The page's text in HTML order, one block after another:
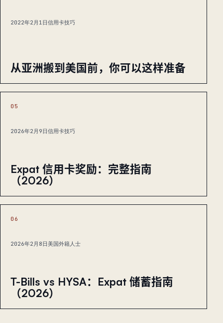
2022年2月1日信用卡技巧
从亚洲搬到美国前，你可以这样准备
05
2026年2月9日信用卡技巧
Expat 信用卡奖励：完整指南
（2026）
06
2026年2月8日美国外籍人士
T-Bills vs HYSA：Expat 储蓄指南
（2026）